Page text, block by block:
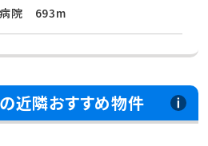
病院 693m
近隣おすすめ物件